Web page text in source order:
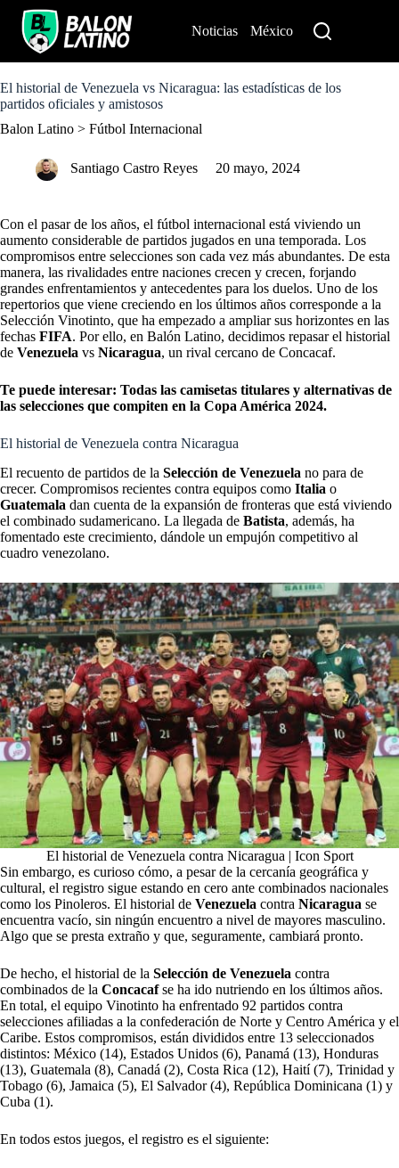
o
c
n
Noticias México
El historial de Venezuela vs Nicaragua: las estadísticas de los
partidos oficiales y amistosos
Balon Latino > Fútbol Internacional
Santiago Castro Reyes 20 mayo, 2024
Con el pasar de los años, el fútbol internacional está viviendo un
aumento considerable de partidos jugados en una temporada. Los
compromisos entre selecciones son cada vez más abundantes. De esta
manera, las rivalidades entre naciones crecen y crecen, forjando
grandes enfrentamientos y antecedentes para los duelos. Uno de los
repertorios que viene creciendo en los últimos años corresponde a la
Selección Vinotinto, que ha empezado a ampliar sus horizontes en las
fechas FIFA. Por ello, en Balón Latino, decidimos repasar el historial
de Venezuela vs Nicaragua, un rival cercano de Concacaf.
Te puede interesar: Todas las camisetas titulares y alternativas de
las selecciones que compiten en la Copa América 2024.
El historial de Venezuela contra Nicaragua
El recuento de partidos de la Selección de Venezuela no para de
crecer. Compromisos recientes contra equipos como Italia o
Guatemala dan cuenta de la expansión de fronteras que está viviendo
el combinado sudamericano. La llegada de Batista, además, ha
fomentado este crecimiento, dándole un empujón competitivo al
cuadro venezolano.
El historial de Venezuela contra Nicaragua | Icon Sport
Sin embargo, es curioso cómo, a pesar de la cercanía geográfica y
cultural, el registro sigue estando en cero ante combinados nacionales
como los Pinoleros. El historial de Venezuela contra Nicaragua se
encuentra vacío, sin ningún encuentro a nivel de mayores masculino.
Algo que se presta extraño y que, seguramente, cambiará pronto.
De hecho, el historial de la Selección de Venezuela contra
combinados de la Concacafse ha ido nutriendo en los últimos años.
En total, el equipo Vinotinto ha enfrentado 92 partidos contra
selecciones afiliadas a la confederación de Norte y Centro América y el
Caribe. Estos compromisos, están divididos entre 13 seleccionados
distintos: México (14), Estados Unidos (6), Panamá (13), Honduras
(13), Guatemala (8), Canadá (2), Costa Rica (12), Haití (7), Trinidad y
Tobago (6), Jamaica (5), El Salvador (4), República Dominicana (1) y
Cuba (1).
En todos estos juegos, el registro es el siguiente: